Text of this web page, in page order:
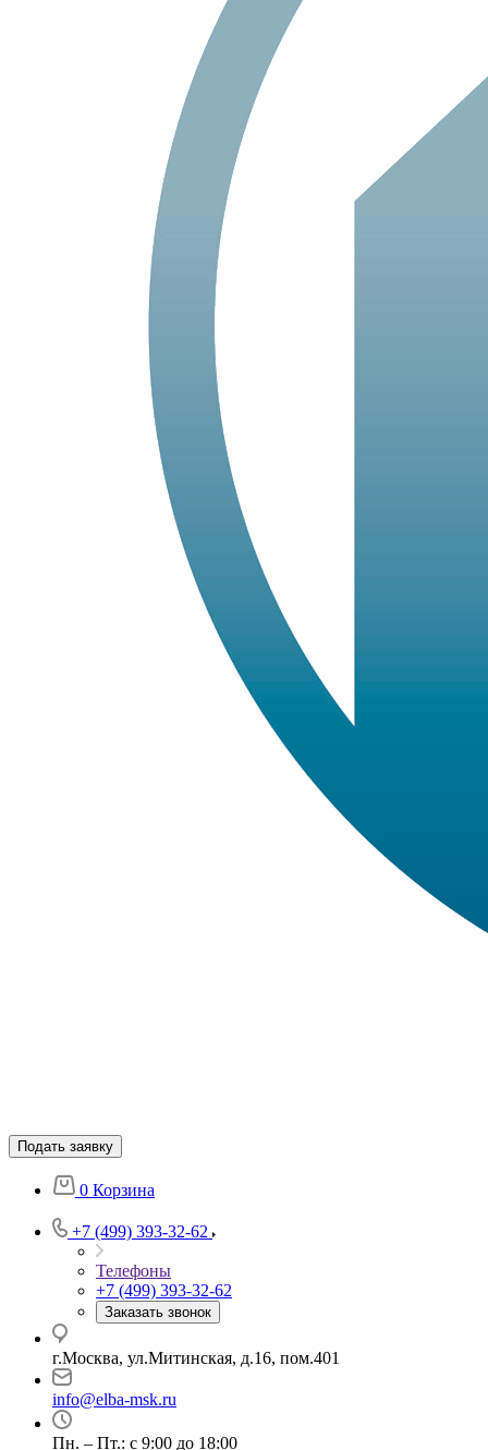
Подать заявку
0 Корзина
+7 (499) 393-32-62
Телефоны
+7 (499) 393-32-62
Заказать звонок
г.Москва, ул.Митинская, д.16, пом.401
info@elba-msk.ru
Пн. – Пт.: с 9:00 до 18:00